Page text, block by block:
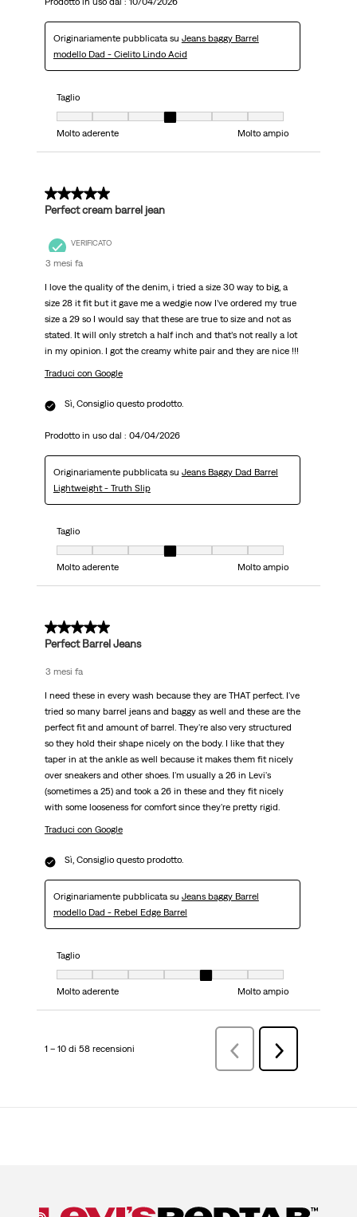
Originariamente pubblicata su Jeans baggy Barrel
modello Dad - Cielito Lindo Acid
Taglio
Taglio, 4 su 7, dove 1 è uguale a Molto aderente e 7 è uguale a Molto
Molto aderente
Molto ampio
5 su 5 stelle.
Perfect cream barrel jean
VERIFICATO
3 mesi fa
I love the quality of the denim, i tried a size 30 way to big, a
size 28 it fit but it gave me a wedgie now I’ve ordered my true
size a 29 so I would say that these are true to size and not as
stated. It will only stretch a half inch and that’s not really a lot
in my opinion. I got the creamy white pair and they are nice !!!
Traduci con Google
Sì, Consiglio questo prodotto.
Prodotto in uso dal : 04/04/2026
Originariamente pubblicata su Jeans Baggy Dad Barrel
Lightweight - Truth Slip
Taglio
Taglio, 4 su 7, dove 1 è uguale a Molto aderente e 7 è uguale a Molto
Molto aderente
Molto ampio
5 su 5 stelle.
Perfect Barrel Jeans
3 mesi fa
I need these in every wash because they are THAT perfect. I've
tried so many barrel jeans and baggy as well and these are the
perfect fit and amount of barrel. They're also very structured
so they hold their shape nicely on the body. I like that they
taper in at the ankle as well because it makes them fit nicely
over sneakers and other shoes. I'm usually a 26 in Levi's
(sometimes a 25) and took a 26 in these and they fit nicely
with some looseness for comfort since they're pretty rigid.
Traduci con Google
Sì, Consiglio questo prodotto.
Originariamente pubblicata su Jeans baggy Barrel
modello Dad - Rebel Edge Barrel
Taglio
Taglio, 5 su 7, dove 1 è uguale a Molto aderente e 7 è uguale a Molto
Molto aderente
Molto ampio
1 – 10 di 58 recensioni Precedenterecensioni
Successiva
recensioni